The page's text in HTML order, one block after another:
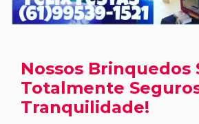
Nossos Brinquedos
Totalmente
Tranquilidade!